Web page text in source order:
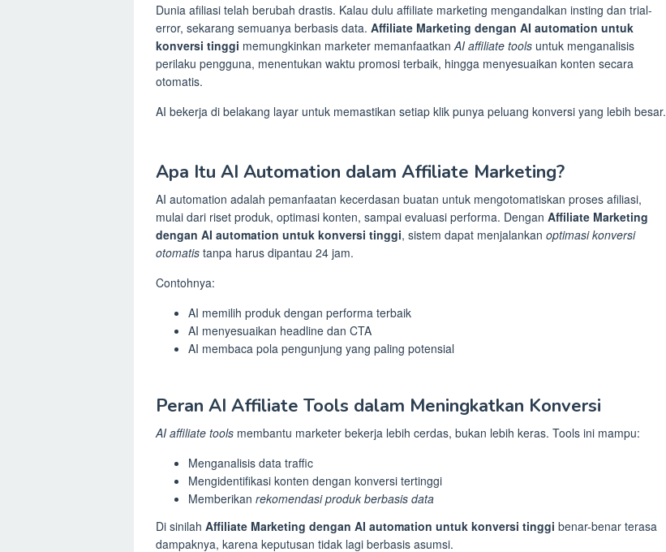
Dunia afiliasi telah berubah drastis. Kalau dulu affiliate marketing mengandalkan insting dan trial-
error, sekarang semuanya berbasis data. Affiliate Marketing dengan AI automation untuk
konversi tinggi memungkinkan marketer memanfaatkan AI affiliate tools untuk menganalisis
perilaku pengguna, menentukan waktu promosi terbaik, hingga menyesuaikan konten secara
otomatis.
AI bekerja di belakang layar untuk memastikan setiap klik punya peluang konversi yang lebih besar.
Apa Itu AI Automation dalam Affiliate Marketing?
AI automation adalah pemanfaatan kecerdasan buatan untuk mengotomatiskan proses afiliasi,
mulai dari riset produk, optimasi konten, sampai evaluasi performa. Dengan Affiliate Marketing
dengan AI automation untuk konversi tinggi, sistem dapat menjalankan optimasi konversi
otomatis tanpa harus dipantau 24 jam.
Contohnya:
AI memilih produk dengan performa terbaik
AI menyesuaikan headline dan CTA
AI membaca pola pengunjung yang paling potensial
Peran AI Affiliate Tools dalam Meningkatkan Konversi
AI affiliate tools membantu marketer bekerja lebih cerdas, bukan lebih keras. Tools ini mampu:
Menganalisis data traffic
Mengidentifikasi konten dengan konversi tertinggi
Memberikan rekomendasi produk berbasis data
Di sinilah Affiliate Marketing dengan AI automation untuk konversi tinggi benar-benar terasa
dampaknya, karena keputusan tidak lagi berbasis asumsi.